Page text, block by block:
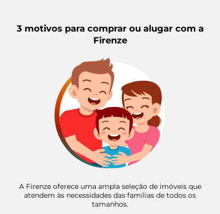
41 3345 2424
41 99546 5023
3 motivos para comprar ou alugar com a
Firenze
A Firenze oferece uma ampla seleção de imóveis que
atendem às necessidades das famílias de todos os
tamanhos.